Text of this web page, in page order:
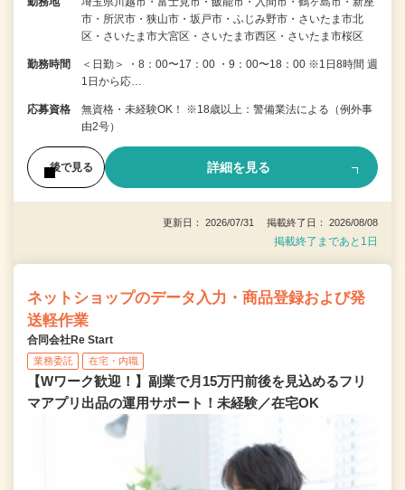
市・所沢市・狭山市・坂戸市・ふじみ野市・さいたま市北
区・さいたま市大宮区・さいたま市西区・さいたま市桜区
勤務時間
＜日勤＞ ・8：00〜17：00 ・9：00〜18：00 ※1日8時間 週
1日から応…
応募資格
無資格・未経験OK！ ※18歳以上：警備業法による（例外事
由2号）
後で見る 詳細を見る
更新日： 2026/07/31 掲載終了日： 2026/08/08
掲載終了まであと1日
ネットショップのデータ入力・商品登録および発
送軽作業
合同会社Re Start
業務委託 在宅・内職
【Wワーク歓迎！】副業で月15万円前後を見込めるフリ
マアプリ出品の運用サポート！未経験／在宅OK